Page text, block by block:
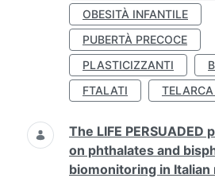
OBESITÀ INFANTILE
PUBERTÀ PRECOCE
PLASTICIZZANTI
FTALATI
The LIFE PERSUADED
on phthalates and
biomonitoring in